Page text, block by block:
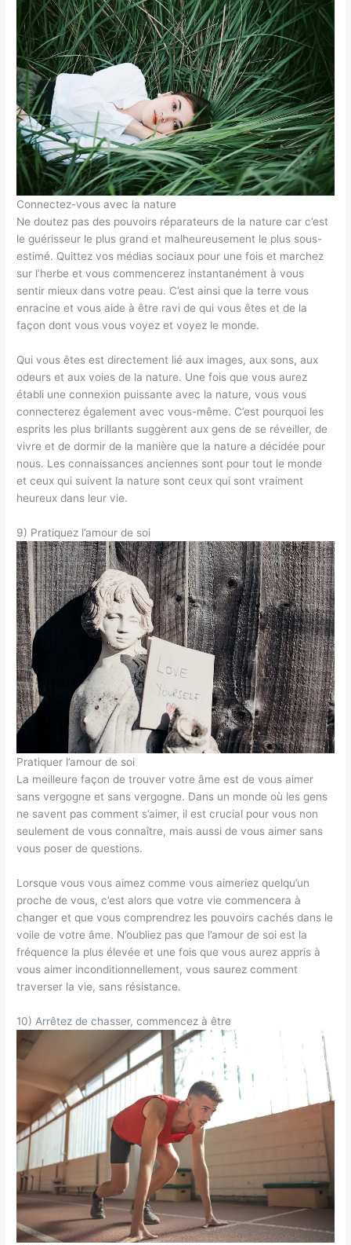
Connectez-vous avec la nature
Ne doutez pas des pouvoirs réparateurs de la nature car c’est
le guérisseur le plus grand et malheureusement le plus sous-
estimé. Quittez vos médias sociaux pour une fois et marchez
sur l’herbe et vous commencerez instantanément à vous
sentir mieux dans votre peau. C’est ainsi que la terre vous
enracine et vous aide à être ravi de qui vous êtes et de la
façon dont vous vous voyez et voyez le monde.
Qui vous êtes est directement lié aux images, aux sons, aux
odeurs et aux voies de la nature. Une fois que vous aurez
établi une connexion puissante avec la nature, vous vous
connecterez également avec vous-même. C’est pourquoi les
esprits les plus brillants suggèrent aux gens de se réveiller, de
vivre et de dormir de la manière que la nature a décidée pour
nous. Les connaissances anciennes sont pour tout le monde
et ceux qui suivent la nature sont ceux qui sont vraiment
heureux dans leur vie.
9) Pratiquez l’amour de soi
Pratiquer l’amour de soi
La meilleure façon de trouver votre âme est de vous aimer
sans vergogne et sans vergogne. Dans un monde où les gens
ne savent pas comment s’aimer, il est crucial pour vous non
seulement de vous connaître, mais aussi de vous aimer sans
vous poser de questions.
Lorsque vous vous aimez comme vous aimeriez quelqu’un
proche de vous, c’est alors que votre vie commencera à
changer et que vous comprendrez les pouvoirs cachés dans le
voile de votre âme. N’oubliez pas que l’amour de soi est la
fréquence la plus élevée et une fois que vous aurez appris à
vous aimer inconditionnellement, vous saurez comment
traverser la vie, sans résistance.
10) Arrêtez de chasser, commencez à être